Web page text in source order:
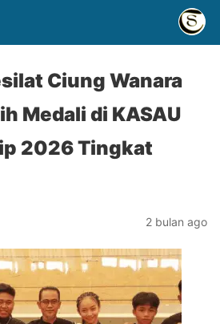
Ciung Wanara
Medali di KASAU
2026 Tingkat
2 bulan ago